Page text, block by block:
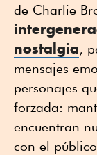
de Charlie
nostalgia,
mensajes
personajes
forzada:
encuentran
con el